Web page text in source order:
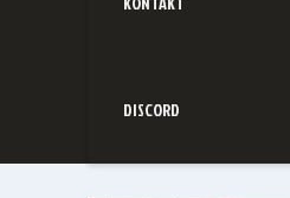
DISCORD